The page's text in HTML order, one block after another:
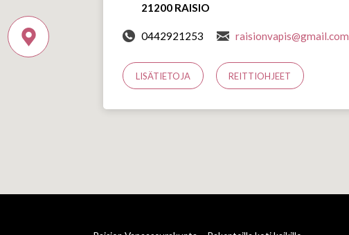
21200 RAISIO
0442921253 raisionvapis@gmail.com
LISÄTIETOJA REITTIOHJEET